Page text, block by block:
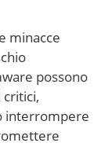
minacce
possono
interrompere